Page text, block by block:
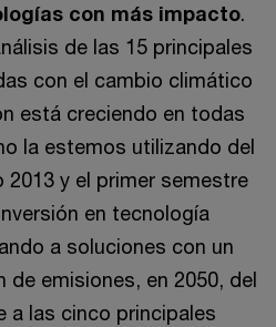
con más impacto.
de las 15 principales
con el cambio climático
está creciendo en todas
la estemos utilizando del
2013 y el primer semestre
en tecnología
a soluciones con un
de emisiones, en 2050, del
a las cinco principales